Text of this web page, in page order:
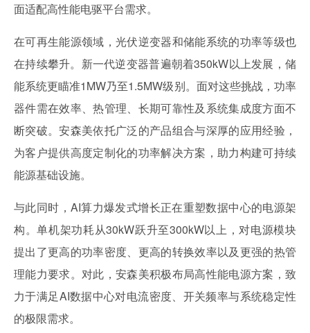
面适配高性能电驱平台需求。
在可再生能源领域，光伏逆变器和储能系统的功率等级也
在持续攀升。新一代逆变器普遍朝着350kW以上发展，储
能系统更瞄准1MW乃至1.5MW级别。面对这些挑战，功率
器件需在效率、热管理、长期可靠性及系统集成度方面不
断突破。安森美依托广泛的产品组合与深厚的应用经验，
为客户提供高度定制化的功率解决方案，助力构建可持续
能源基础设施。
与此同时，AI算力爆发式增长正在重塑数据中心的电源架
构。单机架功耗从30kW跃升至300kW以上，对电源模块
提出了更高的功率密度、更高的转换效率以及更强的热管
理能力要求。对此，安森美积极布局高性能电源方案，致
力于满足AI数据中心对电流密度、开关频率与系统稳定性
的极限需求。